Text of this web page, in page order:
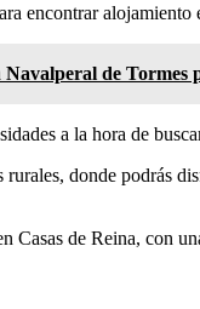
encontrar
Navalperal de Tormes
a la hora de
donde podrás
Casas de Reina, con